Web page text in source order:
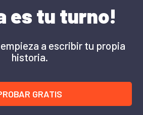
INICIAR SESIÓN
es tu turno!
a escribir tu propia
historia.
GRATIS